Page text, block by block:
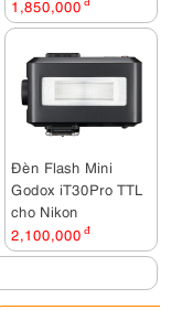
1,850,000
Đèn Flash Mini
Godox iT30Pro TTL
cho Nikon
2,100,000 đ